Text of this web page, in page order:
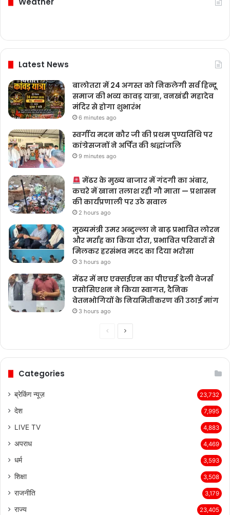
Latest News
बालोतरा में 24 अगस्त को निकलेगी सर्व हिन्दू
समाज की भव्य कावड़ यात्रा, वनखंडी महादेव
मंदिर से होगा शुभारंभ
6 minutes ago
स्वर्गीय मदन कौर जी की प्रथम पुण्यतिथि पर
कांग्रेसजनों ने अर्पित की श्रद्धांजलि
9 minutes ago
मेंढर के मुख्य बाजार में गंदगी का अंबार,
कचरे में खाना तलाश रही गौ माता — प्रशासन
की कार्यप्रणाली पर उठे सवाल
2 hours ago
मुख्यमंत्री उमर अब्दुल्ला ने बाढ़ प्रभावित लोरन
और मर्राह का किया दौरा, प्रभावित परिवारों से
मिलकर हरसंभव मदद का दिया भरोसा
3 hours ago
मेंढर में नए एक्सईएन का पीएचई डेली वेजर्स
एसोसिएशन ने किया स्वागत, दैनिक
वेतनभोगियों के नियमितीकरण की उठाई मांग
3 hours ago
PreviousNext
Categories
ब्रेकिंग न्यूज़ 23,732
देश 7,995
LIVE TV 4,883
अपराध 4,469
धर्म 3,593
शिक्षा 3,508
राजनीति 3,179
राज्य 23,405